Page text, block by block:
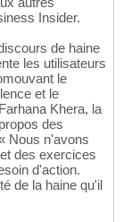
Insider.
de haine
les utilisateurs
le
et le
Khera, la
des
Nous n'avons
des exercices
d'action.
de la haine qu'il